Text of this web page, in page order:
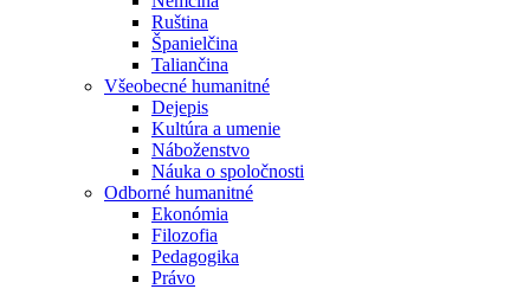
Ruština
Španielčina
Taliančina
Všeobecné humanitné
Dejepis
Kultúra a umenie
Náboženstvo
Náuka o spoločnosti
Odborné humanitné
Ekonómia
Filozofia
Pedagogika
Právo